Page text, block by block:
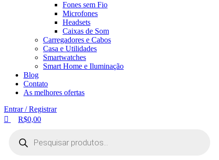
Fones sem Fio
Microfones
Headsets
Caixas de Som
Carregadores e Cabos
Casa e Utilidades
Smartwatches
Smart Home e Iluminação
Blog
Contato
As melhores ofertas
Entrar / Registrar
R$0,00